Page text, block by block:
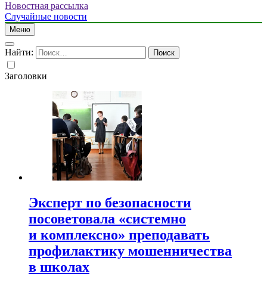
Новостная рассылка
Случайные новости
Меню
Найти:
Заголовки
Эксперт по безопасности
посоветовала «системно
и комплексно» преподавать
профилактику мошенничества
в школах